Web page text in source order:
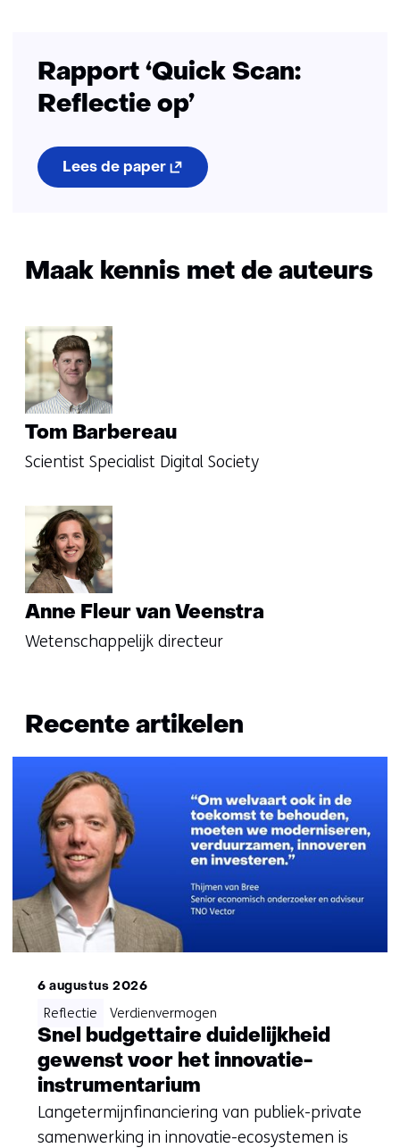
Rapport ‘Quick Scan:
Reflectie op’
Lees de paper(opent
andere
Maak kennis met de auteurs
Tom Barbereau
Scientist Specialist Digital Society
Anne Fleur van Veenstra
Wetenschappelijk directeur
Recente artikelen
6 augustus 2026
Snel budgettaire duidelijkheid
gewenst voor het innovatie-
instrumentarium
Langetermijnfinanciering van publiek-private
samenwerking in innovatie-ecosystemen is
Reflectie Verdienvermogen